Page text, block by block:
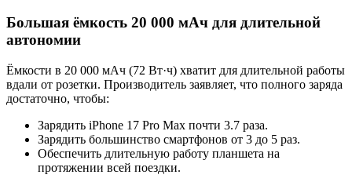
Большая ёмкость 20 000 мАч для длительной
автономии
Ёмкости в 20 000 мАч (72 Вт·ч) хватит для длительной работы
вдали от розетки. Производитель заявляет, что полного заряда
достаточно, чтобы:
Зарядить iPhone 17 Pro Max почти 3.7 раза.
Зарядить большинство смартфонов от 3 до 5 раз.
Обеспечить длительную работу планшета на
протяжении всей поездки.